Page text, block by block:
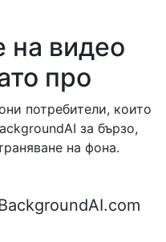
на видео
про
потребители, които
за бързо,
на фона.